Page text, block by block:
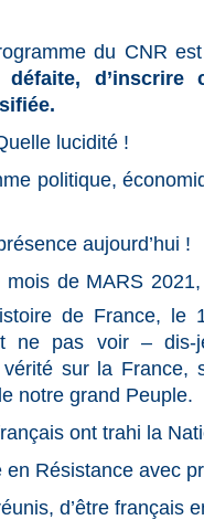
du CNR
lucidité !
politique,
aujourd’hui !
mois de MARS
de France, le
ne pas voir –
sur la France,
notre grand Peuple.
ont trahi la
Résistance avec
d’être français